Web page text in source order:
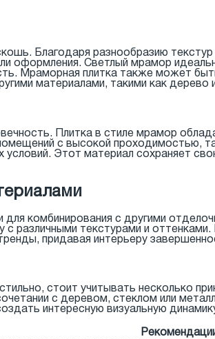
Благодаря разнообразию
оформления. Светлый мрамор
Мраморная плитка также может
материалами, такими как дерево
Плитка в стиле мрамор
с высокой проходимостью,
Этот материал сохраняет
комбинирования с другими
различными текстурами и
придавая интерьеру
стоит учитывать несколько
с деревом, стеклом или
интересную визуальную